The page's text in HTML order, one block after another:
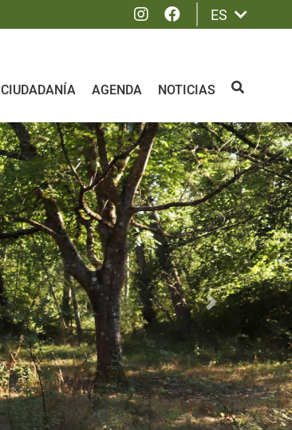
Instagram
Facebook
ES
CIUDADANÍA AGENDA NOTICIAS BUSCAR
Siguiente